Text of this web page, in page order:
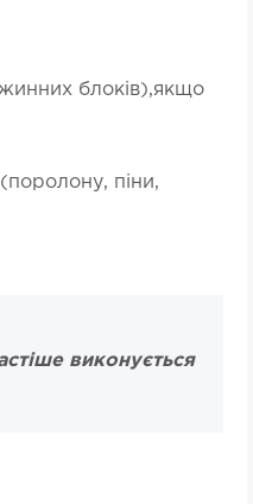
блоків),якщо
піни,
виконується